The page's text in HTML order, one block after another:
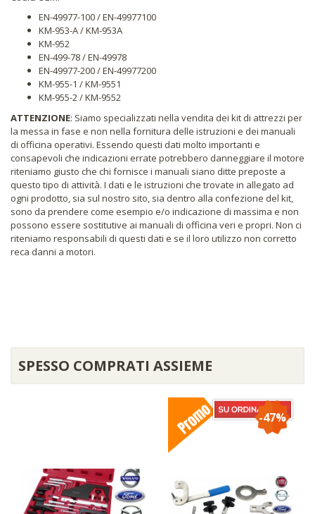
EN-49977-100 / EN-49977100
KM-953-A / KM-953A
KM-952
EN-499-78 / EN-49978
EN-49977-200 / EN-49977200
KM-955-1 / KM-9551
KM-955-2 / KM-9552
ATTENZIONE: Siamo specializzati nella vendita dei kit di attrezzi per
la messa in fase e non nella fornitura delle istruzioni e dei manuali
di officina operativi. Essendo questi dati molto importanti e
consapevoli che indicazioni errate potrebbero danneggiare il motore
riteniamo giusto che chi fornisce i manuali siano ditte preposte a
questo tipo di attività. I dati e le istruzioni che trovate in allegato ad
ogni prodotto, sia sul nostro sito, sia dentro alla confezione del kit,
sono da prendere come esempio e/o indicazione di massima e non
possono essere sostitutive ai manuali di officina veri e propri. Non ci
riteniamo responsabili di questi dati e se il loro utilizzo non corretto
reca danni a motori.
SPESSO COMPRATI ASSIEME
-47%